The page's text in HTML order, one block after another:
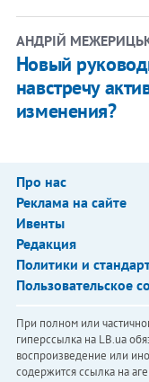
АНДРІЙ
Новый
навстречу
изменения?
Про нас
Реклама на сайте
Ивенты
Редакция
Политики и
Пользовательское
При полном или
гиперссылка на LB.ua
воспроизведение или
содержится ссылка на